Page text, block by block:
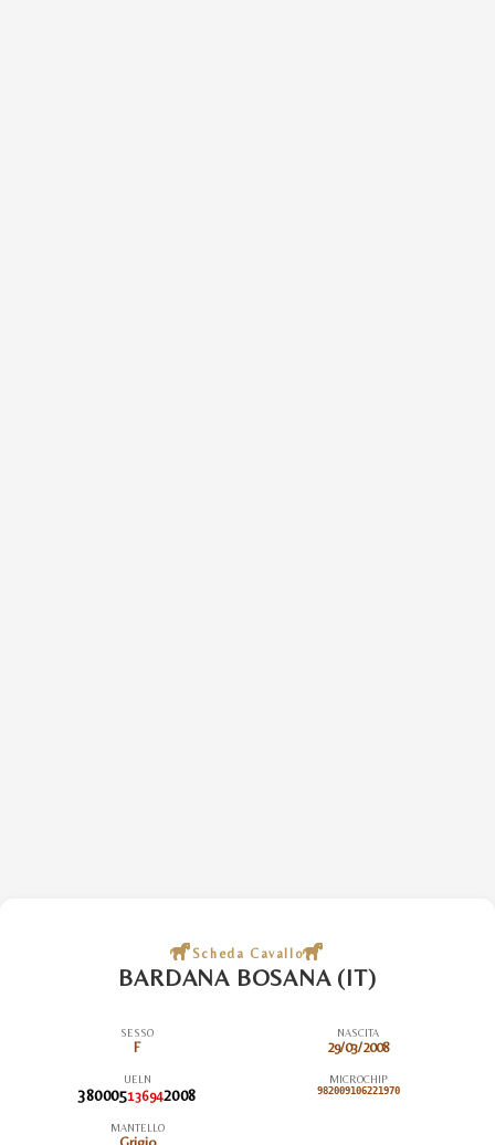
Scheda Cavallo
BARDANA BOSANA (IT)
SESSO
F
NASCITA
29/03/2008
UELN
380005136942008
MICROCHIP
982009106221970
MANTELLO